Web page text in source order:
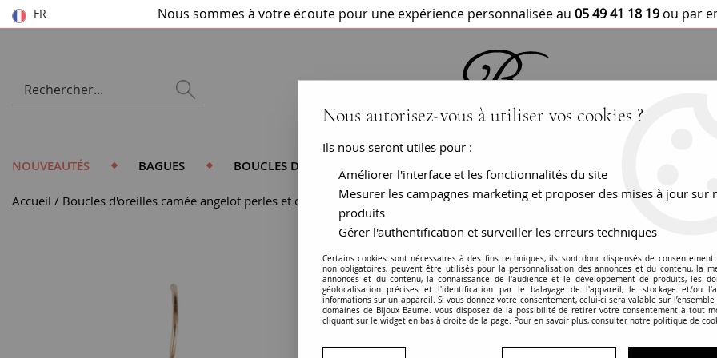
FR Nous sommes à votre écoute pour une expérience personnalisée au 05 49 41 18 19 ou par
NOUVEAUTÉS BAGUES BOUCLES D'OREILLES
Accueil Boucles d'oreilles camée angelot perles et cristaux
Boucles d'oreilles
RÉF. : IO228
BIJOU VENDU
Nous autorisez-vous à utiliser vos cookies ?
Ils nous seront utiles pour :
Améliorer l'interface et les fonctionnalités du site
Mesurer les campagnes marketing et proposer des mises à jour sur
produits
Gérer l'authentification et surveiller les erreurs techniques
Certains cookies sont nécessaires à des fins techniques, ils sont donc dispensés de
non obligatoires, peuvent être utilisés pour la personnalisation des annonces et du contenu, la
annonces et du contenu, la connaissance de l'audience et le développement de produits, les
géolocalisation précises et l'identification par le balayage de l'appareil, le stockage et/ou
informations sur un appareil. Si vous donnez votre consentement, celui-ci sera valable sur l’ensemble
domaines de Bijoux Baume. Vous disposez de la possibilité de retirer votre consentement à tout
cliquant sur le widget en bas à droite de la page. Pour en savoir plus, consulter notre politique de